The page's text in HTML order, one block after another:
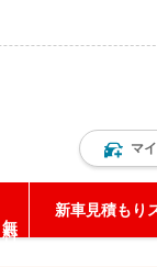
マ
新車見積もり